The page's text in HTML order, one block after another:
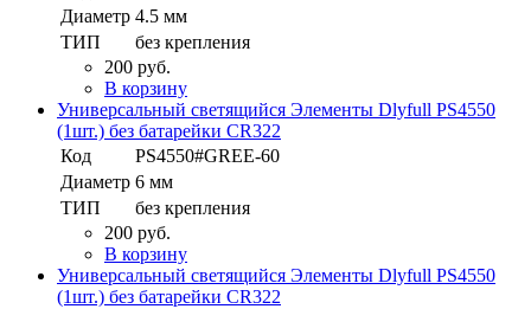
Диаметр 4.5 мм
ТИП
без крепления
200 руб.
В корзину
Универсальный светящийся Элементы Dlyfull PS4550
(1шт.) без батарейки CR322
Код
PS4550#GREE-60
Диаметр 6 мм
ТИП
без крепления
200 руб.
В корзину
Универсальный светящийся Элементы Dlyfull PS4550
(1шт.) без батарейки CR322